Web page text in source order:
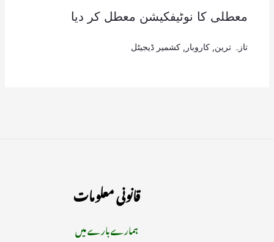
معطلی کا نوٹیفکیشن معطل کر دیا
تازہ ترین کاروبار کشمیر ڈیجیٹل
قانونی معلومات
ہمارے بارے میں